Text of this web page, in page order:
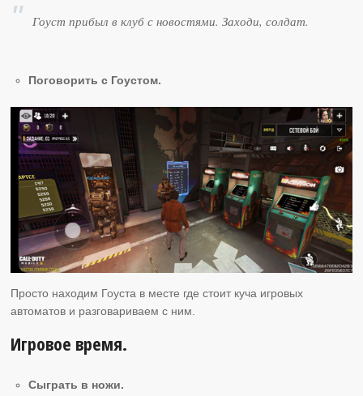
Гоуст прибыл в клуб с новостями. Заходи, солдат.
Поговорить с Гоустом.
Просто находим Гоуста в месте где стоит куча игровых
автоматов и разговариваем с ним.
Игровое время.
Сыграть в ножи.